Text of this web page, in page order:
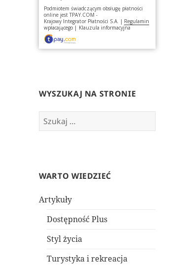
Podmiotem świadczącym obsługę płatności
online jestTPAY.COM -
Krajowy Integrator Płatności S.A. | Regulamin
wpłacającego | Klauzula informacyjna
WYSZUKAJ NA STRONIE
Szukaj:
WARTO WIEDZIEĆ
Artykuły
Dostępność Plus
Styl życia
Turystyka i rekreacja